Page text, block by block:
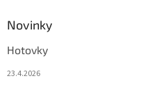
Novinky
Hotovky
23.4.2026